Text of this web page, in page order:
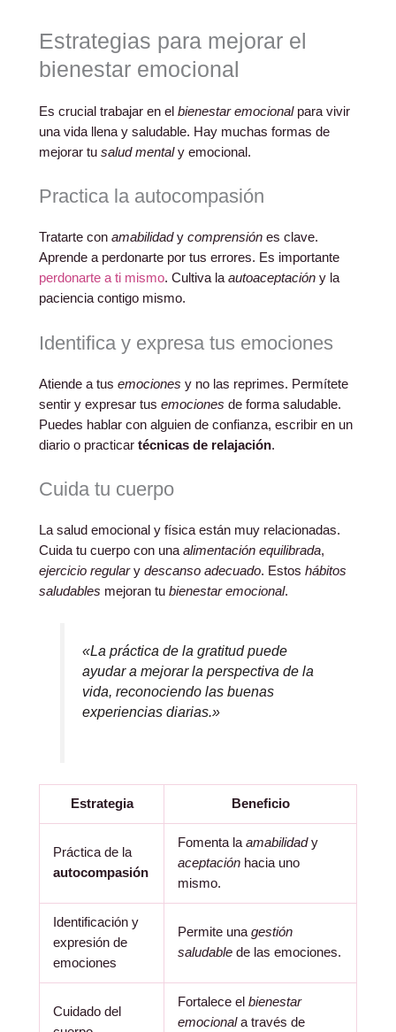
Estrategias para mejorar el
bienestar emocional
Es crucial trabajar en el bienestar emocionalpara vivir
una vida llena y saludable. Hay muchas formas de
mejorar tu salud mentaly emocional.
Practica la autocompasión
Tratarte con amabilidady comprensión es clave.
Aprende a perdonarte por tus errores. Es importante
perdonarte a ti mismo. Cultiva laautoaceptación y la
paciencia contigo mismo.
Identifica y expresa tus emociones
Atiende a tus emociones y no las reprimes. Permítete
sentir y expresar tus emociones de forma saludable.
Puedes hablar con alguien de confianza, escribir en un
diario o practicar técnicas de relajación.
Cuida tu cuerpo
La salud emocional y física están muy relacionadas.
Cuida tu cuerpo con una alimentación equilibrada,
ejercicio regulary descanso adecuado. Estos hábitos
saludables mejoran tu bienestar emocional.
«La práctica de la gratitud puede
ayudar a mejorar la perspectiva de la
vida, reconociendo las buenas
experiencias diarias.»
Estrategia Beneficio
Práctica de la
autocompasión
Fomenta la amabilidady
aceptaciónhacia uno
mismo.
Identificación y
expresión de
emociones
Permite una gestión
saludablede las emociones.
Cuidado del
Fortalece el bienestar
emocionala través de